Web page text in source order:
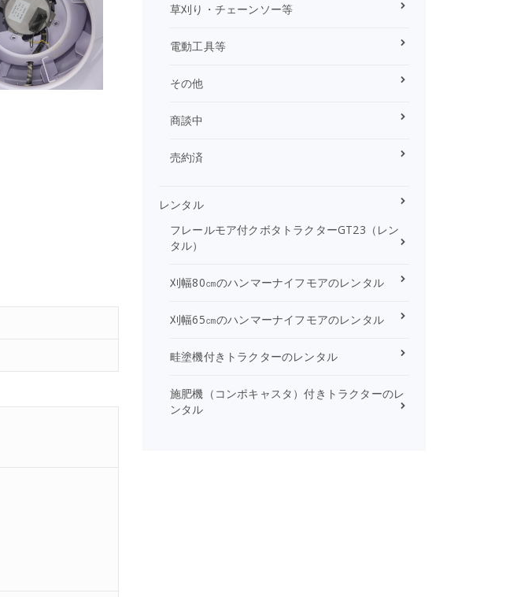
草刈り・チェーンソー等
電動工具等
その他
商談中
売約済
レンタル
フレールモア付クボタトラクターGT23（レン
タル）
刈幅80㎝のハンマーナイフモアのレンタル
刈幅65㎝のハンマーナイフモアのレンタル
畦塗機付きトラクターのレンタル
施肥機（コンポキャスタ）付きトラクターのレ
ンタル